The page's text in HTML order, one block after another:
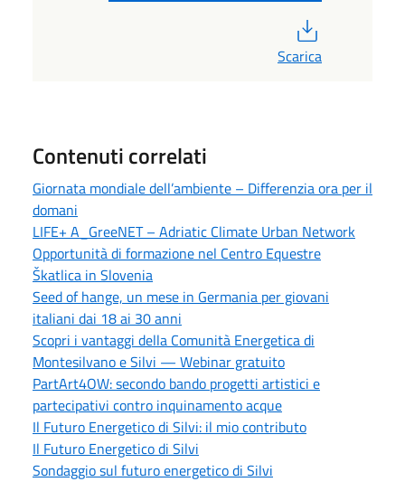
Scarica
Contenuti correlati
Giornata mondiale dell’ambiente – Differenzia ora per il
domani
LIFE+ A_GreeNET – Adriatic Climate Urban Network
Opportunità di formazione nel Centro Equestre
Škatlica in Slovenia
Seed of hange, un mese in Germania per giovani
italiani dai 18 ai 30 anni
Scopri i vantaggi della Comunità Energetica di
Montesilvano e Silvi — Webinar gratuito
PartArt4OW: secondo bando progetti artistici e
partecipativi contro inquinamento acque
Il Futuro Energetico di Silvi: il mio contributo
Il Futuro Energetico di Silvi
Sondaggio sul futuro energetico di Silvi